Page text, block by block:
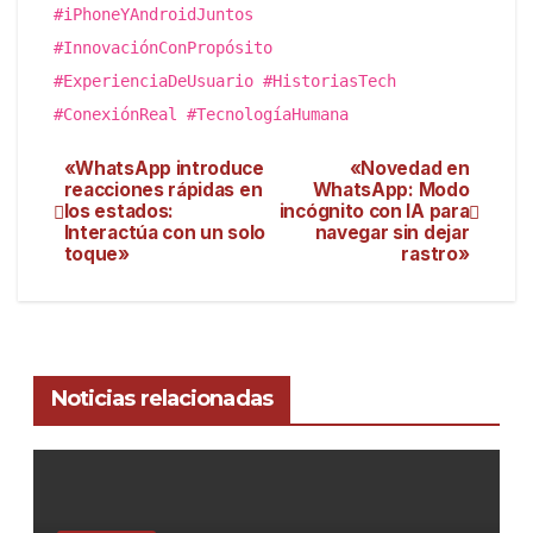
#iPhoneYAndroidJuntos
#InnovaciónConPropósito
#ExperienciaDeUsuario #HistoriasTech
#ConexiónReal #TecnologíaHumana
«Novedad en
WhatsApp: Modo
incógnito con IA para
navegar sin dejar
rastro»
«WhatsApp introduce
reacciones rápidas en
los estados:
Interactúa con un solo
toque»
Noticias relacionadas